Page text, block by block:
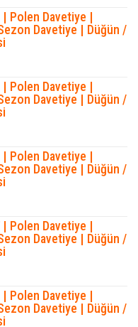
| Polen Davetiye |
Davetiye | Düğün /
| Polen Davetiye |
Davetiye | Düğün /
| Polen Davetiye |
Davetiye | Düğün /
| Polen Davetiye |
Davetiye | Düğün /
| Polen Davetiye |
Davetiye | Düğün /